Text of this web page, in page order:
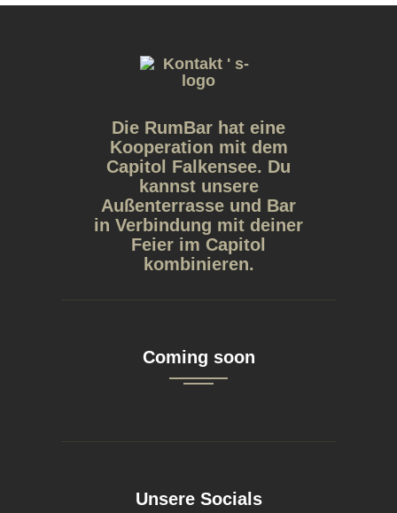
Die RumBar hat eine
Kooperation mit dem
Capitol Falkensee. Du
kannst unsere
Außenterrasse und Bar
in Verbindung mit deiner
Feier im Capitol
kombinieren.
Coming soon
Unsere Socials